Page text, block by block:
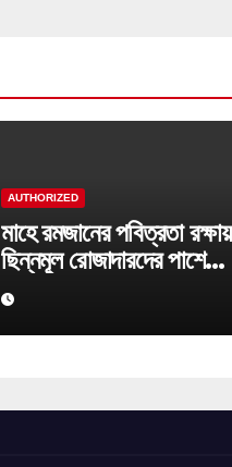
AUTHORIZED
মাহে রমজানের পবিত্রতা রক্ষায়
ছিন্নমূল রোজাদারদের পাশে
বি.এইচ.আর.আই ।